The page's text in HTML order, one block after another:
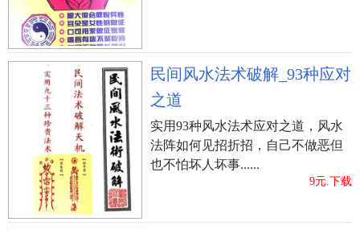
阴宅风水学入门 阴宅风水故事
上一篇：
坟地风水设计方案
民间风水法术破解_93种应对
之道
实用93种风水法术应对之道，风水
法阵如何见招折招，自己不做恶但
也不怕坏人坏事......
9元.下载